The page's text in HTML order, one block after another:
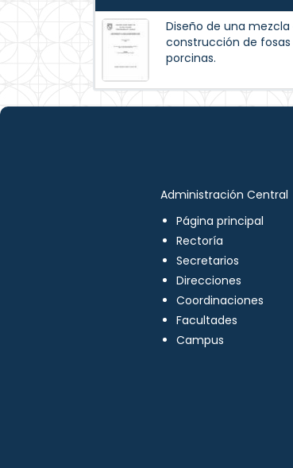
Diseño de una
construcción de
porcinas.
Administración Central
Página principal
Rectoría
Secretarios
Direcciones
Coordinaciones
Facultades
Campus